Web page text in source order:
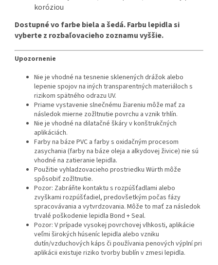
koróziou
Dostupné vo farbe biela a šedá. Farbu lepidla si
vyberte z rozbaľovacieho zoznamu vyššie.
Upozornenie
Nie je vhodné na tesnenie sklenených drážok alebo
lepenie spojov na iných transparentných materiáloch s
rizikom spätného odrazu UV.
Priame vystavenie slnečnému žiareniu môže mať za
následok mierne zožltnutie povrchu a vznik trhlín.
Nie je vhodné na dilatačné škáry v konštrukčných
aplikáciách.
Farby na báze PVC a farby s oxidačným procesom
zasychania (farby na báze oleja a alkydovej živice) nie sú
vhodné na zatieranie lepidla.
Použitie vyhladzovacieho prostriedku Würth môže
spôsobiť zožltnutie.
Pozor: Zabráňte kontaktu s rozpúšťadlami alebo
zvyškami rozpúšťadiel, predovšetkým počas fázy
spracovávania a vytvrdzovania. Môže to mať za následok
trvalé poškodenie lepidla Bond + Seal.
Pozor: V prípade vysokej povrchovej vlhkosti, aplikácie
veľmi širokých húseníc lepidla alebo vzniku
dutín/vzduchových káps či používania penových výplní pri
aplikácii existuje riziko tvorby bublín v zmesi lepidla.